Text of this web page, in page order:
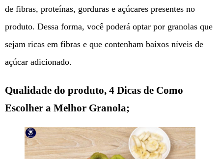
de fibras, proteínas, gorduras e açúcares presentes no
produto. Dessa forma, você poderá optar por granolas que
sejam ricas em fibras e que contenham baixos níveis de
açúcar adicionado.
Qualidade do produto, 4 Dicas de Como
Escolher a Melhor Granola;